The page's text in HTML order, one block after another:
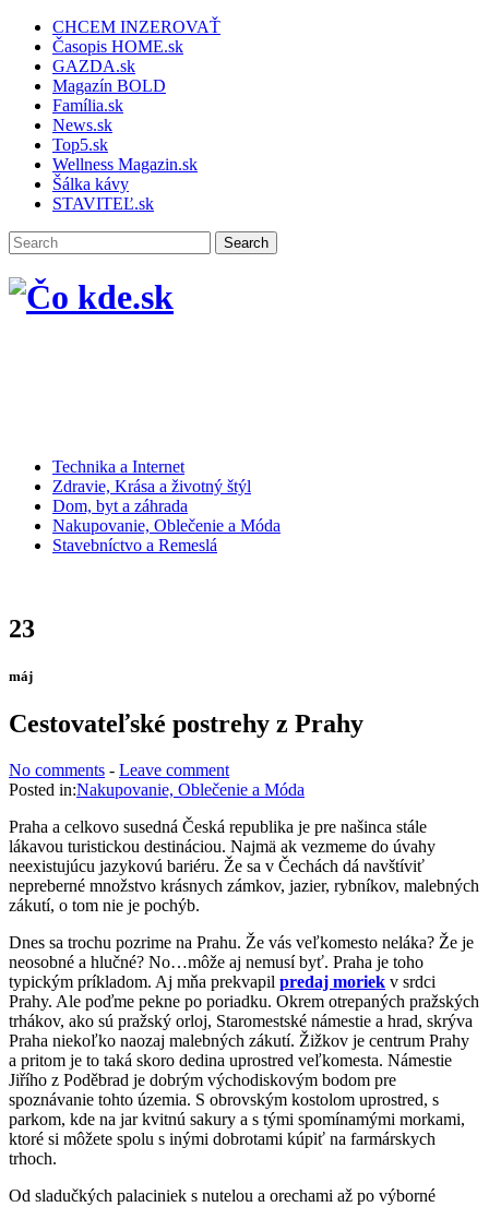
CHCEM INZEROVAŤ
Časopis HOME.sk
GAZDA.sk
Magazín BOLD
Família.sk
News.sk
Top5.sk
Wellness Magazin.sk
Šálka kávy
STAVITEĽ.sk
Technika a Internet
Zdravie, Krása a životný štýl
Dom, byt a záhrada
Nakupovanie, Oblečenie a Móda
Stavebníctvo a Remeslá
23
máj
Cestovateľské postrehy z Prahy
No comments - Leave comment
Posted in:Nakupovanie, Oblečenie a Móda
Praha a celkovo susedná Česká republika je pre našinca stále
lákavou turistickou destináciou. Najmä ak vezmeme do úvahy
neexistujúcu jazykovú bariéru. Že sa v Čechách dá navštíviť
nepreberné množstvo krásnych zámkov, jazier, rybníkov, malebných
zákutí, o tom nie je pochýb.
Dnes sa trochu pozrime na Prahu. Že vás veľkomesto neláka? Že je
neosobné a hlučné? No…môže aj nemusí byť. Praha je toho
typickým príkladom. Aj mňa prekvapil predaj moriek v srdci
Prahy. Ale poďme pekne po poriadku. Okrem otrepaných pražských
trhákov, ako sú pražský orloj, Staromestské námestie a hrad, skrýva
Praha niekoľko naozaj malebných zákutí. Žižkov je centrum Prahy
a pritom je to taká skoro dedina uprostred veľkomesta. Námestie
Jiřího z Poděbrad je dobrým východiskovým bodom pre
spoznávanie tohto územia. S obrovským kostolom uprostred, s
parkom, kde na jar kvitnú sakury a s tými spomínamými morkami,
ktoré si môžete spolu s inými dobrotami kúpiť na farmárskych
trhoch.
Od sladučkých palaciniek s nutelou a orechami až po výborné